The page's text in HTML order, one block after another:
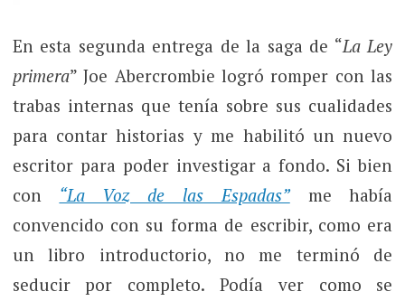
En esta segunda entrega de la saga de “La Ley
primera” Joe Abercrombie logró romper con las
trabas internas que tenía sobre sus cualidades
para contar historias y me habilitó un nuevo
escritor para poder investigar a fondo. Si bien
con “La Voz de las Espadas”me había
convencido con su forma de escribir, como era
un libro introductorio, no me terminó de
seducir por completo. Podía ver como se